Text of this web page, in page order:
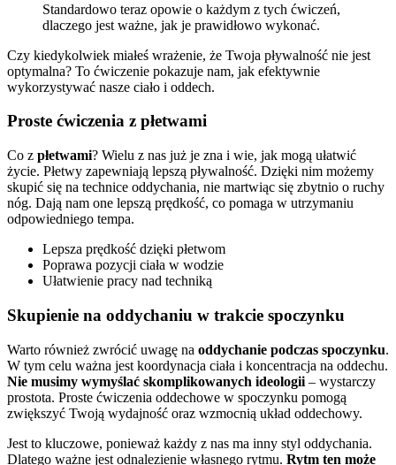
Standardowo teraz opowie o każdym z tych ćwiczeń,
dlaczego jest ważne, jak je prawidłowo wykonać.
Czy kiedykolwiek miałeś wrażenie, że Twoja pływalność nie jest
optymalna? To ćwiczenie pokazuje nam, jak efektywnie
wykorzystywać nasze ciało i oddech.
Proste ćwiczenia z płetwami
Co z płetwami? Wielu z nas już je zna i wie, jak mogą ułatwić
życie. Płetwy zapewniają lepszą pływalność. Dzięki nim możemy
skupić się na technice oddychania, nie martwiąc się zbytnio o ruchy
nóg. Dają nam one lepszą prędkość, co pomaga w utrzymaniu
odpowiedniego tempa.
Lepsza prędkość dzięki płetwom
Poprawa pozycji ciała w wodzie
Ułatwienie pracy nad techniką
Skupienie na oddychaniu w trakcie spoczynku
Warto również zwrócić uwagę na oddychanie podczas spoczynku.
W tym celu ważna jest koordynacja ciała i koncentracja na oddechu.
Nie musimy wymyślać skomplikowanych ideologii – wystarczy
prostota. Proste ćwiczenia oddechowe w spoczynku pomogą
zwiększyć Twoją wydajność oraz wzmocnią układ oddechowy.
Jest to kluczowe, ponieważ każdy z nas ma inny styl oddychania.
Dlatego ważne jest odnalezienie własnego rytmu. Rytm ten może